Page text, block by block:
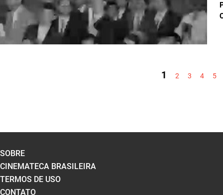
1 2 3 4 5
SOBRE
CINEMATECA BRASILEIRA
TERMOS DE USO
CONTATO